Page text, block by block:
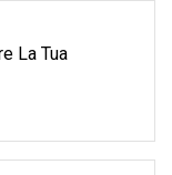
La Tua